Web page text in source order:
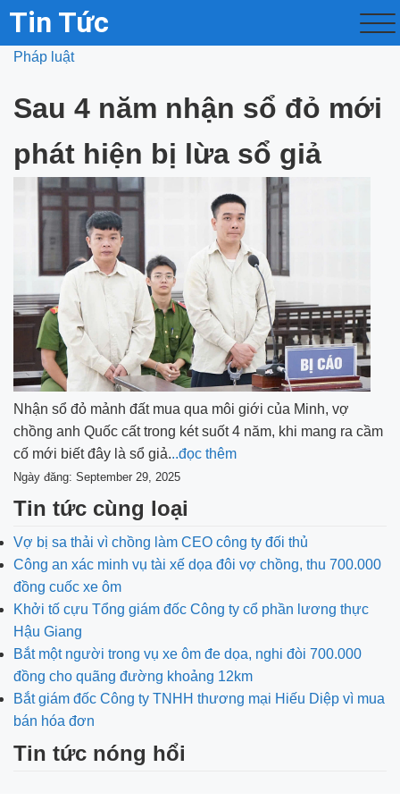
Tin Tức
Pháp luật
Sau 4 năm nhận sổ đỏ mới
phát hiện bị lừa sổ giả
Nhận sổ đỏ mảnh đất mua qua môi giới của Minh, vợ
chồng anh Quốc cất trong két suốt 4 năm, khi mang ra cầm
cố mới biết đây là sổ giả...đọc thêm
Ngày đăng: September 29, 2025
Tin tức cùng loại
Vợ bị sa thải vì chồng làm CEO công ty đối thủ
Công an xác minh vụ tài xế dọa đôi vợ chồng, thu 700.000
đồng cuốc xe ôm
Khởi tố cựu Tổng giám đốc Công ty cổ phần lương thực
Hậu Giang
Bắt một người trong vụ xe ôm đe dọa, nghi đòi 700.000
đồng cho quãng đường khoảng 12km
Bắt giám đốc Công ty TNHH thương mại Hiếu Diệp vì mua
bán hóa đơn
Tin tức nóng hổi